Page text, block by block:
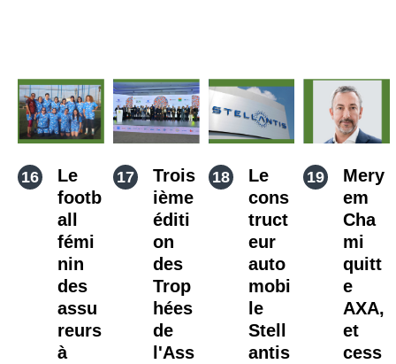
Le
footb
all
fémi
nin
des
assu
reurs
à
Trois
ième
éditi
on
des
Trop
hées
de
l'Ass
Le
cons
truct
eur
auto
mobi
le
Stell
antis
Mery
em
Cha
mi
quitt
e
AXA,
et
cess